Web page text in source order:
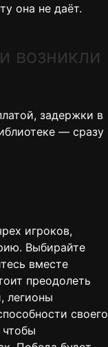
она не даёт.
возникли
задержки в
— сразу
игроков,
Выбирайте
вместе
преодолеть
легионы
своего